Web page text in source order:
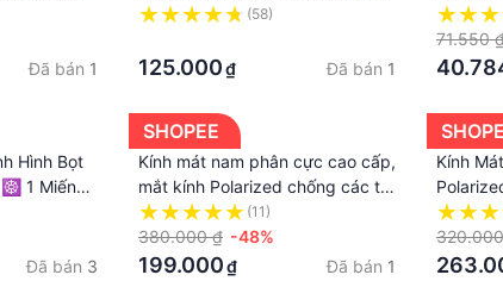
#lactaybacnuredep
Đã bán 1
kiểu ziczac vuông trangsucpt
PTLTNA78
(58)
125.000₫ Đã bán 1
Và Nữ
71.550
Hình Bọt
☸ 1 Miếng
Đã bán 3
SHOPEE
Kính mát nam phân cực cao cấp,
mắt kính Polarized chống các tia
sáng nhiễu, hình ảnh sắc nét
chân thực
(11)
380.000 ₫ -48%
199.000₫ Đã bán 1
Kính
chói ,
AK037 -